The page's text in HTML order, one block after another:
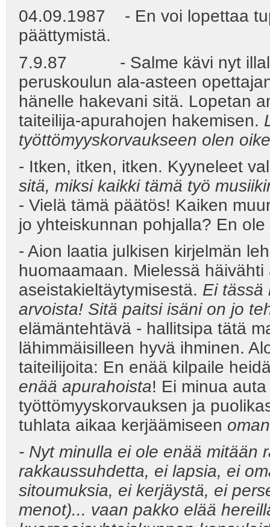
04.09.1987 - En voi lopettaa
päättymistä.
7.9.87 - Salme kävi nyt illalla
peruskoulun ala-asteen
hänelle hakevani sitä. Lopetan
taiteilija-apurahojen hakemisen.
työttömyyskorvaukseen olen
- Itken, itken, itken. Kyyneleet
sitä, miksi kaikki tämä työ
- Vielä tämä päätös! Kaiken
jo yhteiskunnan pohjalla? En
- Aion laatia julkisen kirjelmän
huomaamaan. Mielessä
aseistakieltäytymisestä. Ei tässä
arvoista! Sitä paitsi isäni on jo
elämäntehtävä - hallitsipa tätä
lähimmäisilleen hyvä ihminen.
taiteilijoita: En enää kilpaile
enää apurahoista! Ei minua
työttömyyskorvauksen ja
tuhlata aikaa kerjäämiseen
- Nyt minulla ei ole enää mitään
rakkaussuhdetta, ei lapsia, ei
sitoumuksia, ei kerjäystä, ei
menot)... vaan pakko elää